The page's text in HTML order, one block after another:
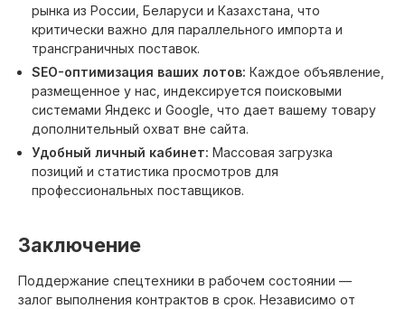
рынка из России, Беларуси и Казахстана, что
критически важно для параллельного импорта и
трансграничных поставок.
SEO-оптимизация ваших лотов: Каждое объявление,
размещенное у нас, индексируется поисковыми
системами Яндекс и Google, что дает вашему товару
дополнительный охват вне сайта.
Удобный личный кабинет: Массовая загрузка
позиций и статистика просмотров для
профессиональных поставщиков.
Заключение
Поддержание спецтехники в рабочем состоянии —
залог выполнения контрактов в срок. Независимо от